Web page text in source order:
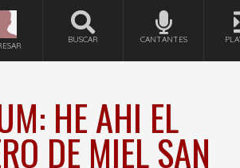
BUSCAR CANTANTES
HE AHI EL
DE MIEL SAN